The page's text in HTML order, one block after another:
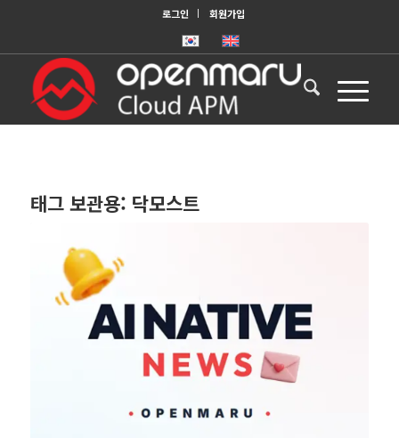
로그인 회원가입
태그 보관용: 닥모스트